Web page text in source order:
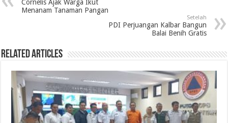
Cornelis Ajak Warga Ikut
Menanam Tanaman Pangan
Setelah
PDI Perjuangan Kalbar Bangun
Balai Benih Gratis
Related Articles